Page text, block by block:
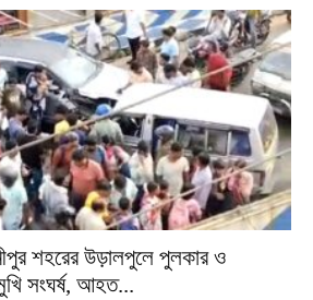
শহরের উড়ালপুলে পুলকার ও
সংঘর্ষ, আহত...